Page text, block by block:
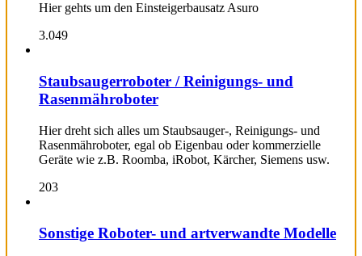
Hier gehts um den Einsteigerbausatz Asuro
3.049
Staubsaugerroboter / Reinigungs- und
Rasenmähroboter
Hier dreht sich alles um Staubsauger-, Reinigungs- und
Rasenmähroboter, egal ob Eigenbau oder kommerzielle
Geräte wie z.B. Roomba, iRobot, Kärcher, Siemens usw.
203
Sonstige Roboter- und artverwandte Modelle